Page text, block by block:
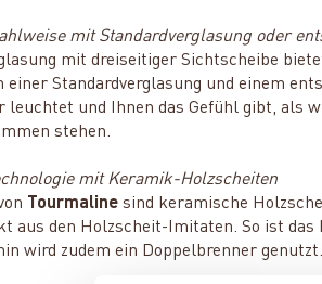
mit Standardverglasung oder
mit dreiseitiger Sichtscheibe
einer Standardverglasung und einem
leuchtet und Ihnen das Gefühl gibt, als
stehen.
mit Keramik-Holzscheiten
Tourmalinesind keramische
aus den Holzscheit-Imitaten. So ist
wird zudem ein Doppelbrenner genutzt.